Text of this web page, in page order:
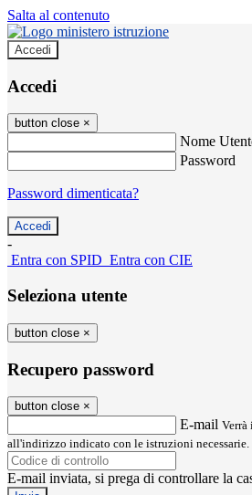
Salta al contenuto
Accedi
Accedi
button close ×
Nome
Password
Password dimenticata?
-
Entra con SPID Entra con CIE
Seleziona utente
button close ×
Recupero password
button close ×
E-mail Verrà
all'indirizzo indicato con le istruzioni necessarie.
E-mail inviata, si prega di controllare la